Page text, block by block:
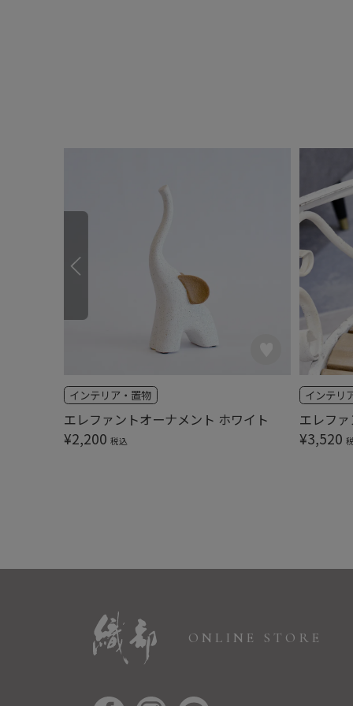
エレファントオーナメント ホワイト
インテリア・置物
¥2,200 税込
エレフ
インテリ
¥3,520
ONLINE STORE